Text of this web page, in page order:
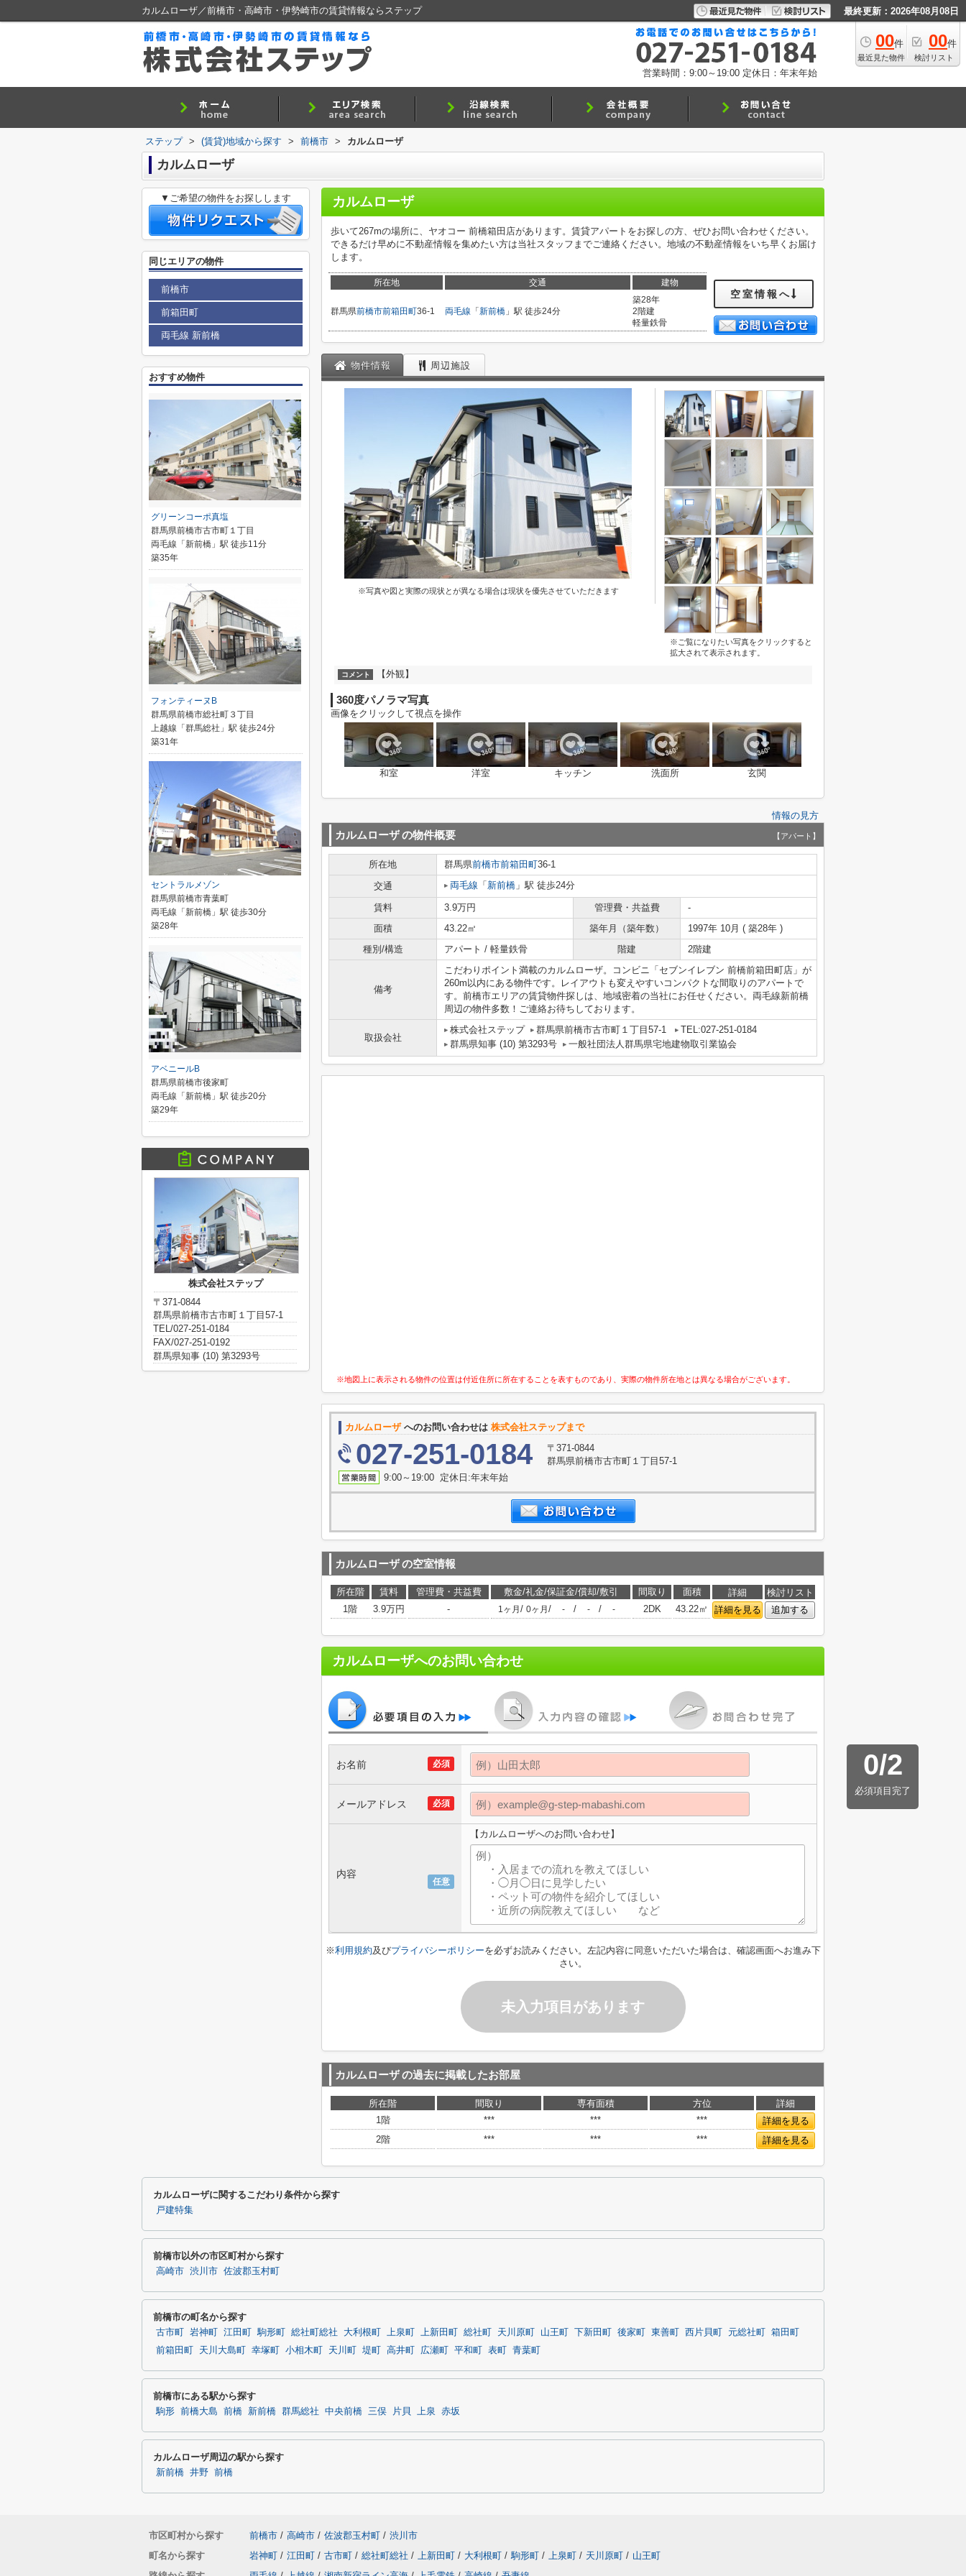
カルムローザ／前橋市・高崎市・伊勢崎市の賃貸情報ならステップ 最終更新：2026年08月08日
00件
最近見た物件
00件
検討リスト
営業時間：9:00～19:00 定休日：年末年始
ステップ > (賃貸)地域から探す > 前橋市 > カルムローザ
カルムローザ
カルムローザ
歩いて267mの場所に、ヤオコー 前橋箱田店があります。賃貸アパートをお探しの方、ぜひお問い合わせください。
できるだけ早めに不動産情報を集めたい方は当社スタッフまでご連絡ください。地域の不動産情報をいち早くお届け
します。
所在地 交通 建物
群馬県前橋市前箱田町36-1 両毛線 「 新前橋 」駅 徒歩24分
築28年
2階建
軽量鉄骨
空室情報へ
物件情報 周辺施設
※写真や図と実際の現状とが異なる場合は現状を優先させていただきます
※ご覧になりたい写真をクリックすると
拡大されて表示されます。
コメント 【外観】
360度パノラマ写真
画像をクリックして視点を操作
和室 洋室 キッチン 洗面所 玄関
情報の見方
カルムローザの物件概要 【アパート】
所在地 群馬県前橋市前箱田町36-1
交通
両毛線 「 新前橋 」駅 徒歩24分
賃料 3.9万円 管理費・共益費
-
面積
43.22㎡ 築年月（築年数）
1997年 10月 ( 築28年 )
種別/構造
アパート / 軽量鉄骨 階建 2階建
備考
こだわりポイント満載のカルムローザ。コンビニ「セブンイレブン 前橋前箱田町店」が
260m以内にある物件です。レイアウトも変えやすいコンパクトな間取りのアパートで
す。前橋市エリアの賃貸物件探しは、地域密着の当社にお任せください。両毛線新前橋
周辺の物件多数！ご連絡お待ちしております。
取扱会社
株式会社ステップ 群馬県前橋市古市町１丁目57-1
TEL:027-251-0184
群馬県知事 (10) 第3293号
一般社団法人群馬県宅地建物取引業協会
※地図上に表示される物件の位置は付近住所に所在することを表すものであり、実際の物件所在地とは異なる場合がございます。
カルムローザへのお問い合わせは 株式会社ステップまで
027-251-0184
〒371-0844
群馬県前橋市古市町１丁目57-1
9:00～19:00 定休日:年末年始
カルムローザの空室情報
所在階 賃料 管理費・共益費 敷金/礼金/保証金/償却/敷引 間取り 面積 詳細
検討リスト
1階
3.9万円 - 1ヶ月 / 0ヶ月 / - / - / - 2DK 43.22㎡ 詳細を見る 追加する
カルムローザへのお問い合わせ
0/2
必須項目完了
必須
お名前
必須
メールアドレス
任意
内容
【カルムローザへのお問い合わせ】
※利用規約及びプライバシーポリシーを必ずお読みください。左記内容に同意いただいた場合は、確認画面へお進み下
さい。
未入力項目があります
カルムローザの過去に掲載したお部屋
所在階 間取り 専有面積 方位
詳細
1階
*** *** ***
詳細を見る
2階
*** *** *** 詳細を見る
▼ご希望の物件をお探しします
同じエリアの物件
前橋市
前箱田町
両毛線 新前橋
おすすめ物件
グリーンコーポ真塩
群馬県前橋市古市町１丁目
両毛線「新前橋」駅 徒歩11分
築35年
フォンティーヌB
群馬県前橋市総社町３丁目
上越線「群馬総社」駅 徒歩24分
築31年
セントラルメゾン
群馬県前橋市青葉町
両毛線「新前橋」駅 徒歩30分
築28年
アベニールB
群馬県前橋市後家町
両毛線「新前橋」駅 徒歩20分
築29年
株式会社ステップ
〒371-0844
群馬県前橋市古市町１丁目57-1
TEL/027-251-0184
FAX/027-251-0192
群馬県知事 (10) 第3293号
カルムローザに関するこだわり条件から探す
戸建特集
前橋市以外の市区町村から探す
高崎市 渋川市 佐波郡玉村町
前橋市の町名から探す
古市町 岩神町 江田町 駒形町 総社町総社 大利根町 上泉町 上新田町 総社町 天川原町 山王町 下新田町 後家町 東善町 西片貝町 元総社町
箱田町
前箱田町
天川大島町 幸塚町 小相木町 天川町 堤町 高井町 広瀬町 平和町 表町 青葉町
前橋市にある駅から探す
駒形 前橋大島 前橋 新前橋 群馬総社 中央前橋 三俣 片貝 上泉 赤坂
カルムローザ周辺の駅から探す
新前橋 井野 前橋
市区町村から探す 前橋市 / 高崎市 / 佐波郡玉村町 / 渋川市
町名から探す
岩神町 / 江田町 / 古市町 / 総社町総社 / 上新田町 / 大利根町 / 駒形町 / 上泉町 / 天川原町 / 山王町